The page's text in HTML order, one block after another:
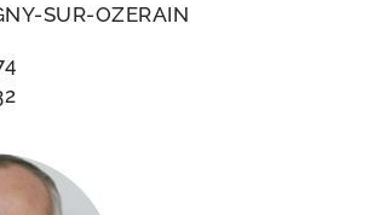
SUR-OZERAIN